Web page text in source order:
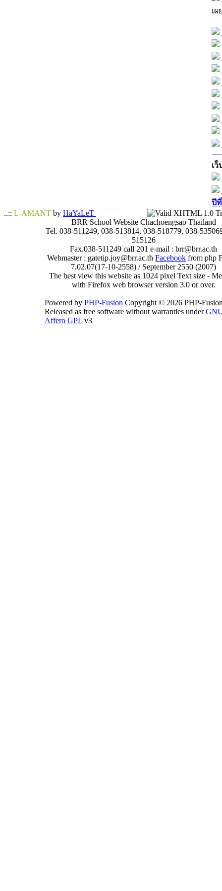
เ
เว็
ปี
..:: L-AMANT by HaYaLeT
BRR School Website Chachoengsao Thailand
Tel. 038-511249, 038-513814, 038-518779, 038-
515126
Fax.038-511249 call 201 e-mail : brr@brr.ac.th
Webmaster : gatetip.joy@brr.ac.thFacebook from php
7.02.07(17-10-2558) / September 2550 (2007)
The best view this website as 1024 pixel Text size -
with Firefox web browser version 3.0 or over.
Powered by PHP-Fusion Copyright © 2026 PHP-
Released as free software without warranties under
Affero GPL v3